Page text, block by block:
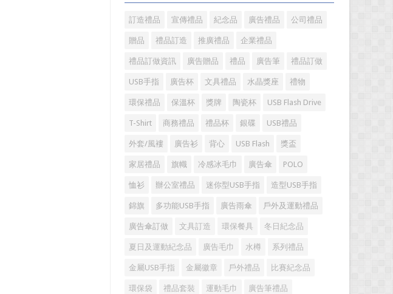
PC差一些。而PC製品比PP製品更美觀，但不耐熱，且部分
PC...
訂造禮品 宣傳禮品 紀念品 廣告禮品 公司禮品
贈品 禮品訂造 推廣禮品 企業禮品
禮品訂做資訊 廣告贈品 禮品 廣告筆 禮品訂做
USB手指 廣告杯 文具禮品 水晶獎座 禮物
環保禮品 保溫杯 獎牌 陶瓷杯 USB Flash Drive
T-Shirt 商務禮品 禮品杯 銀碟 USB禮品
外套/風褸 廣告衫 背心 USB Flash 獎盃
家居禮品 旗幟 冷感冰毛巾 廣告傘 POLO
恤衫 辦公室禮品 迷你型USB手指 造型USB手指
錦旗 多功能USB手指 廣告雨傘 戶外及運動禮品
廣告傘訂做 文具訂造 環保餐具 冬日紀念品
夏日及運動紀念品 廣告毛巾 水樽 系列禮品
金屬USB手指 金屬徽章 戶外禮品 比賽紀念品
環保袋 禮品套裝 運動毛巾 廣告筆禮品